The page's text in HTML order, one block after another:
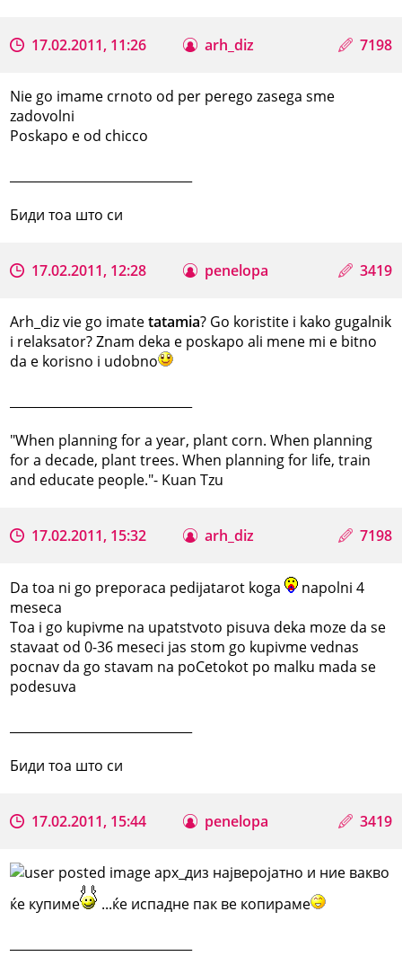
17.02.2011, 11:26 arh_diz 7198
Nie go imame crnoto od per perego zasega sme
zadovolni
Poskapo e od chicco
Биди тоа што си
17.02.2011, 12:28 penelopa 3419
Arh_diz vie go imatetatamia? Go koristite i kako gugalnik
i relaksator? Znam deka e poskapo ali mene mi e bitno
da e korisno i udobno
"When planning for a year, plant corn. When planning
for a decade, plant trees. When planning for life, train
and educate people."- Kuan Tzu
17.02.2011, 15:32 arh_diz 7198
Da toa ni go preporaca pedijatarot koga
napolni 4
meseca
Toa i go kupivme na upatstvoto pisuva deka moze da se
stavaat od 0-36 meseci jas stom go kupivme vednas
pocnav da go stavam na poCetokot po malku mada se
podesuva
Биди тоа што си
17.02.2011, 15:44 penelopa 3419
арх_диз најверојатно и ние вакво
ќе купиме
...ќе испадне пак ве копираме